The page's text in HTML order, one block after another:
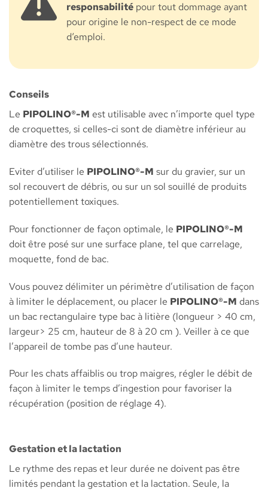
responsabilité pour tout dommage ayant
pour origine le non-respect de ce mode
d‘emploi.
Conseils
Le PIPOLINO®-M est utilisable avec n’importe quel type
de croquettes, si celles-ci sont de diamètre inférieur au
diamètre des trous sélectionnés.
Eviter d’utiliser le PIPOLINO®-M sur du gravier, sur un
sol recouvert de débris, ou sur un sol souillé de produits
potentiellement toxiques.
Pour fonctionner de façon optimale, le PIPOLINO®-M
doit être posé sur une surface plane, tel que carrelage,
moquette, fond de bac.
Vous pouvez délimiter un périmètre d’utilisation de façon
à limiter le déplacement, ou placer le PIPOLINO®-M dans
un bac rectangulaire type bac à litière (longueur > 40 cm,
largeur> 25 cm, hauteur de 8 à 20 cm ). Veiller à ce que
l’appareil de tombe pas d’une hauteur.
Pour les chats affaiblis ou trop maigres, régler le débit de
façon à limiter le temps d’ingestion pour favoriser la
récupération (position de réglage 4).
Gestation et la lactation
Le rythme des repas et leur durée ne doivent pas être
limités pendant la gestation et la lactation. Seule, la